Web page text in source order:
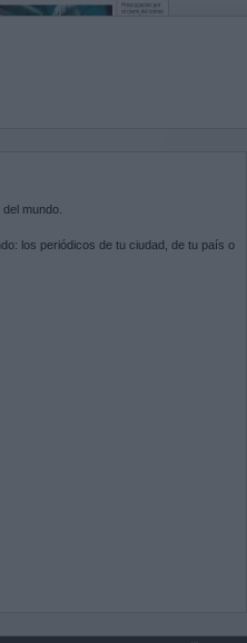
mundo.
los periódicos de tu ciudad, de tu país o